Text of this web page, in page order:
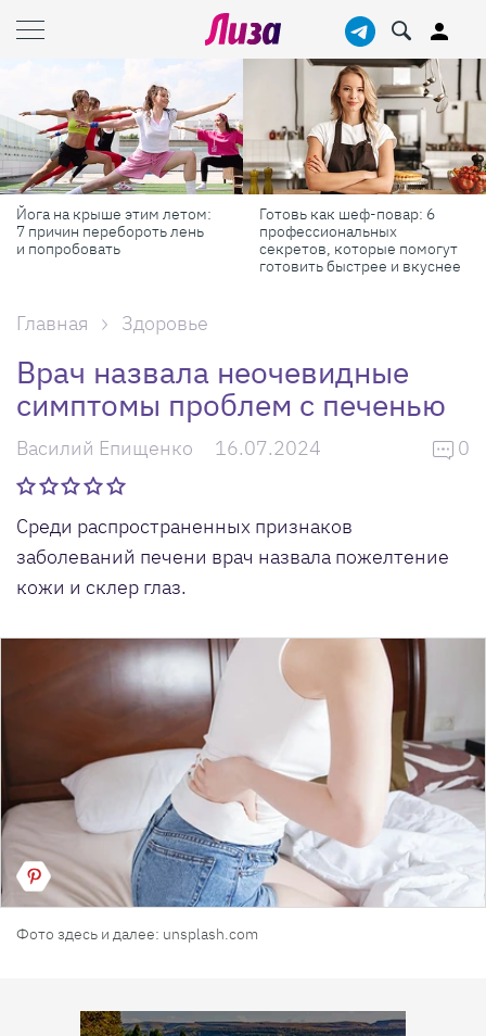
Йога на крыше этим летом:
7 причин перебороть лень
и попробовать
Готовь как шеф-повар: 6
профессиональных
секретов, которые помогут
готовить быстрее и вкуснее
Главная Здоровье
Врач назвала неочевидные
симптомы проблем с печенью
Василий Епищенко 16.07.2024 0
Среди распространенных признаков
заболеваний печени врач назвала пожелтение
кожи и склер глаз.
Фото здесь и далее: unsplash.com